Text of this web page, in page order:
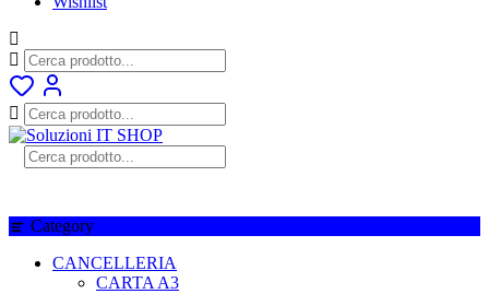
Category
CANCELLERIA
CARTA A3